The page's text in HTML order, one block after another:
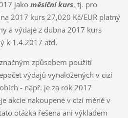
jako měsíční kurs, tj. pro
2017 kurs 27,020 Kč/EUR platný
a výdaje z dubna 2017 kurs
k 1.4.2017 atd.
způsobem použití
výdajů vynaložených v cizí
- např. je za rok 2017
akcie nakoupené v cizí měně v
otázka řešena ani výkladem